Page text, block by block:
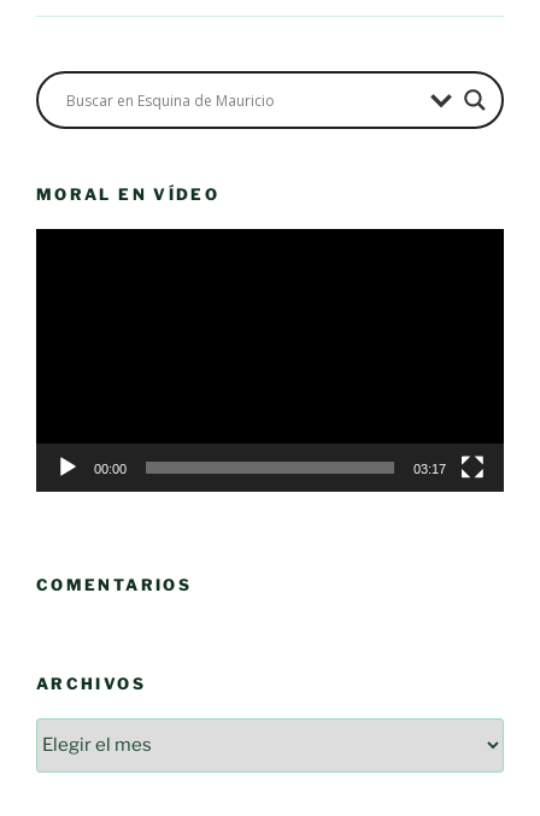
MORAL EN VÍDEO
00:00 03:17
COMENTARIOS
ARCHIVOS